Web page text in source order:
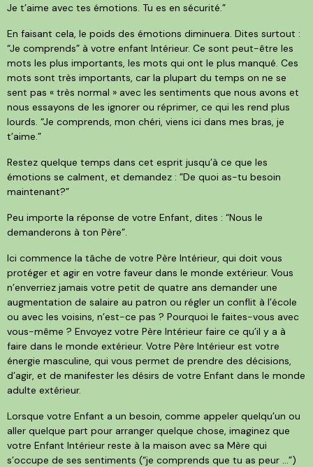
Je t’aime avec tes émotions. Tu es en sécurité.”
En faisant cela, le poids des émotions diminuera. Dites surtout :
“Je comprends” à votre enfant Intérieur. Ce sont peut-être les
mots les plus importants, les mots qui ont le plus manqué. Ces
mots sont très importants, car la plupart du temps on ne se
sent pas « très normal » avec les sentiments que nous avons et
nous essayons de les ignorer ou réprimer, ce qui les rend plus
lourds. “Je comprends, mon chéri, viens ici dans mes bras, je
t’aime.”
Restez quelque temps dans cet esprit jusqu’à ce que les
émotions se calment, et demandez : ”De quoi as-tu besoin
maintenant?”
Peu importe la réponse de votre Enfant, dites : “Nous le
demanderons à ton Père”.
Ici commence la tâche de votre Père Intérieur, qui doit vous
protéger et agir en votre faveur dans le monde extérieur. Vous
n’enverriez jamais votre petit de quatre ans demander une
augmentation de salaire au patron ou régler un conflit à l’école
ou avec les voisins, n’est-ce pas ? Pourquoi le faites-vous avec
vous-même ? Envoyez votre Père Intérieur faire ce qu’il y a à
faire dans le monde extérieur. Votre Père Intérieur est votre
énergie masculine, qui vous permet de prendre des décisions,
d’agir, et de manifester les désirs de votre Enfant dans le monde
adulte extérieur.
Lorsque votre Enfant a un besoin, comme appeler quelqu’un ou
aller quelque part pour arranger quelque chose, imaginez que
votre Enfant Intérieur reste à la maison avec sa Mère qui
s’occupe de ses sentiments (“je comprends que tu as peur …”)